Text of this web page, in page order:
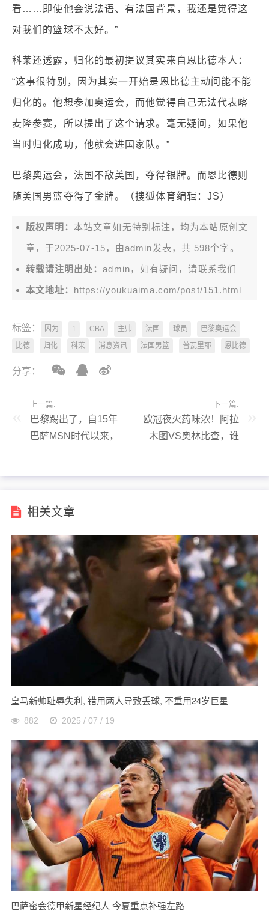
看……即使他会说法语、有法国背景，我还是觉得这
对我们的篮球不太好。”
科莱还透露，归化的最初提议其实来自恩比德本人：
“这事很特别，因为其实一开始是恩比德主动问能不能
归化的。他想参加奥运会，而他觉得自己无法代表喀
麦隆参赛，所以提出了这个请求。毫无疑问，如果他
当时归化成功，他就会进国家队。”
巴黎奥运会，法国不敌美国，夺得银牌。而恩比德则
随美国男篮夺得了金牌。（搜狐体育编辑：JS）
版权声明： 本站文章如无特别标注，均为本站原创文
章，于2025-07-15，由admin 发表，共 598个字。
转载请注明出处：admin，如有疑问，请联系我们
本文地址： https://youkuaima.com/post/151.html
标签： 因为 1 CBA 主帅 法国 球员
巴黎奥运会
比德
归化 科莱 消息资讯 法国男篮 普瓦里耶 恩比德
分享：
上一篇:
巴黎踢出了，自15年
巴萨MSN时代以来，
下一篇:
欧冠夜火药味浓！阿拉
木图VS奥林比查，谁
相关文章
皇马新帅耻辱失利, 错用两人导致丢球, 不重用24岁巨星
882 2025 / 07 / 19
巴萨密会德甲新星经纪人 今夏重点补强左路